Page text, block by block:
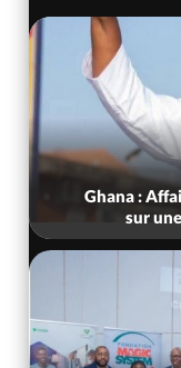
alerte